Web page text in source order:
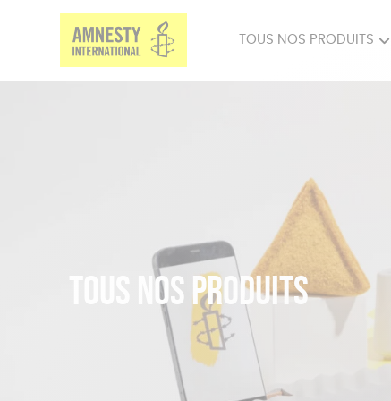
TOUS NOS PRODUITS
Tous nos produits